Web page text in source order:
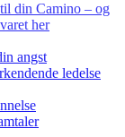
din Camino – og
her
angst
ledelse